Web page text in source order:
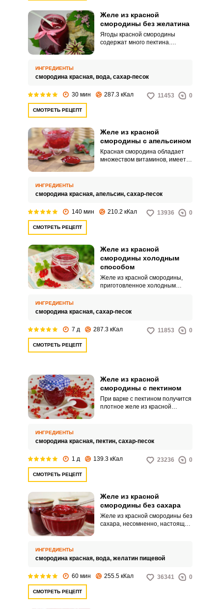
сократит время приготовления и
избавит от лишних трудозатрат.
Желе из красной
смородины без желатина
Ягоды красной смородины
содержат много пектина.
ИНГРЕДИЕНТЫ
смородина красная, вода, сахар-песок
30 мин 287.3 кКал 11453 0
СМОТРЕТЬ РЕЦЕПТ
Желе из красной
смородины с апельсином
Красная смородина обладает
множеством витаминов, имеет
украшают блюда. Желе из
красной смородины имеет
ИНГРЕДИЕНТЫ
смородина красная, апельсин, сахар-песок
140 мин 210.2 кКал 13936 0
СМОТРЕТЬ РЕЦЕПТ
Желе из красной
смородины холодным
способом
Желе из красной смородины,
приготовленное холодным
полезные свойства свежих ягод.
обеспечивается за счет
ИНГРЕДИЕНТЫ
смородина красная, сахар-песок
7 д 287.3 кКал 11853 0
СМОТРЕТЬ РЕЦЕПТ
Желе из красной
смородины с пектином
При варке с пектином получится
плотное желе из красной
пирожки, вареники и другие
кондитерские изделия. Ягоды
цвет, запах и вкус.
ИНГРЕДИЕНТЫ
смородина красная, пектин, сахар-песок
1 д 139.3 кКал 23236 0
СМОТРЕТЬ РЕЦЕПТ
Желе из красной
смородины без сахара
Желе из красной смородины без
сахара, несомненно, настоящая
как самостоятельный десерт,
так и в качестве начинки для
ИНГРЕДИЕНТЫ
смородина красная, вода, желатин пищевой
60 мин 255.5 кКал 36341 0
СМОТРЕТЬ РЕЦЕПТ